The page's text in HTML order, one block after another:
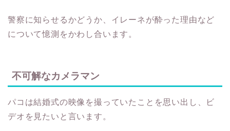
警察に知らせるかどうか、イレーネが酔った理由など
について憶測をかわし合います。
不可解なカメラマン
パコは結婚式の映像を撮っていたことを思い出し、ビ
デオを見たいと言います。